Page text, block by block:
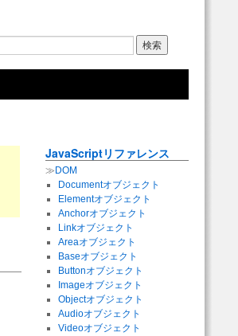
JavaScriptリファレンス
≫ DOM
Documentオブジェクト
Elementオブジェクト
Anchorオブジェクト
Linkオブジェクト
Areaオブジェクト
Baseオブジェクト
Buttonオブジェクト
Imageオブジェクト
Objectオブジェクト
Audioオブジェクト
Videoオブジェクト